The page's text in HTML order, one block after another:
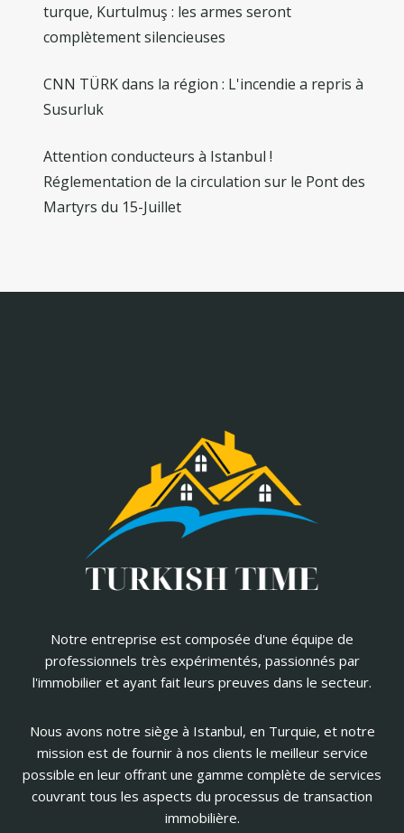
turque, Kurtulmuş : les armes seront
complètement silencieuses
CNN TÜRK dans la région : L'incendie a repris à
Susurluk
Attention conducteurs à Istanbul !
Réglementation de la circulation sur le Pont des
Martyrs du 15-Juillet
Notre entreprise est composée d'une équipe de
professionnels très expérimentés, passionnés par
l'immobilier et ayant fait leurs preuves dans le secteur.
Nous avons notre siège à Istanbul, en Turquie, et notre
mission est de fournir à nos clients le meilleur service
possible en leur offrant une gamme complète de services
couvrant tous les aspects du processus de transaction
immobilière.